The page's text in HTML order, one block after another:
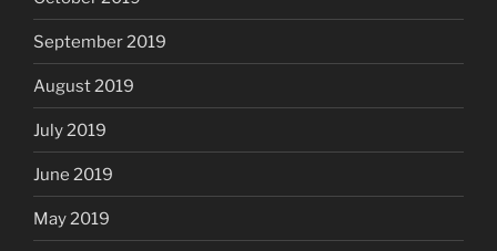
September 2019
August 2019
July 2019
June 2019
May 2019